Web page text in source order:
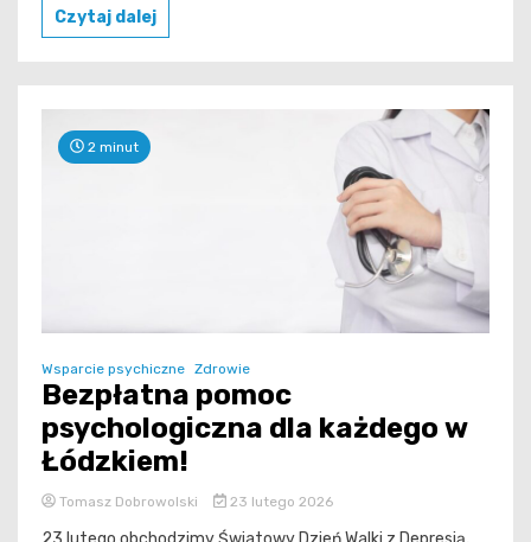
Czytaj dalej
2 minut
Wsparcie psychiczne Zdrowie
Bezpłatna pomoc
psychologiczna dla każdego w
Łódzkiem!
Tomasz Dobrowolski 23 lutego 2026